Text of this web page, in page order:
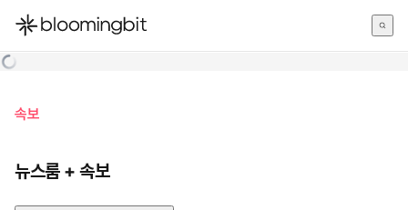
한국어
속보
뉴스룸 + 속보